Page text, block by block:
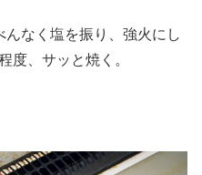
なく塩を振り、強火にし
度、サッと焼く。